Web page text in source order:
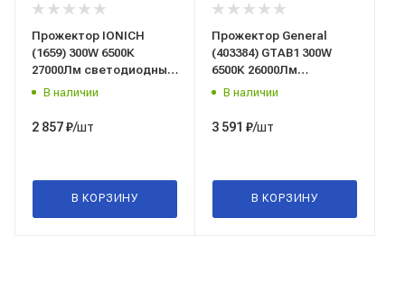
Прожектор IONICH
(1659) 300W 6500К
27000Лм светодиодный
IP65, 1659
В наличии
2 857₽/шт
В КОРЗИНУ
Прожектор General
(403384) GTAB1 300W
6500К 26000Лм
светодиодный IP65,
В наличии
3 591 ₽/шт
В КОРЗИНУ